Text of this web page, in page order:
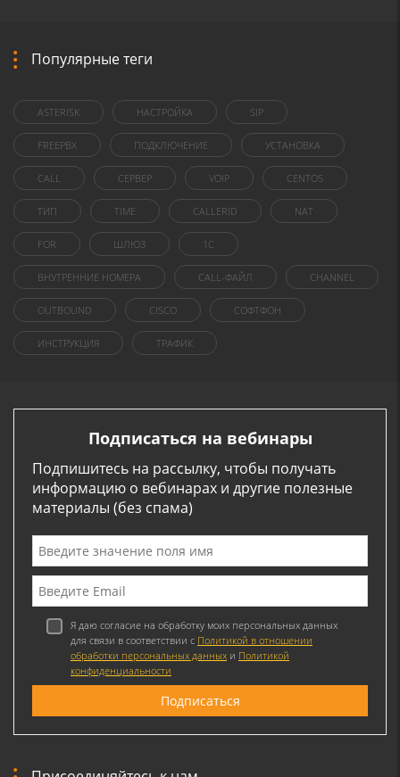
Популярные теги
ASTERISK НАСТРОЙКА SIP
FREEPBX ПОДКЛЮЧЕНИЕ УСТАНОВКА
CALL СЕРВЕР VOIP CENTOS
ТИП TIME CALLERID NAT
FOR ШЛЮЗ 1C
ВНУТРЕННИЕ НОМЕРА CALL-ФАЙЛ CHANNEL
OUTBOUND CISCO СОФТФОН
ИНСТРУКЦИЯ ТРАФИК
Подписаться на вебинары
Подпишитесь на рассылку, чтобы получать
информацию о вебинарах и другие полезные
материалы (без спама)
Я даю согласие на обработку моих персональных данных
для связи в соответствии с Политикой в отношении
обработки персональных данных и Политикой
конфиденциальности